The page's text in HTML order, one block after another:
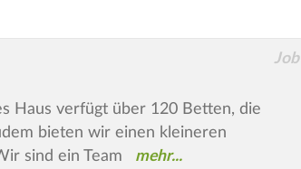
Job
Haus verfügt über 120 Betten, die
bieten wir einen kleineren
sind ein Team